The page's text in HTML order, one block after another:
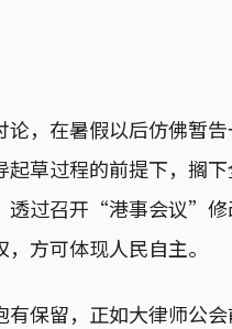
论，在暑假以后仿佛暂
起草过程的前提下，搁
透过召开“港事会议”
方可体现人民自主。
有保留，正如大律师公